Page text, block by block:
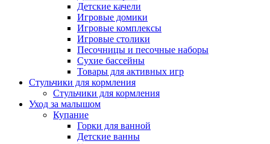
Детские качели
Игровые домики
Игровые комплексы
Игровые столики
Песочницы и песочные наборы
Сухие бассейны
Товары для активных игр
Стульчики для кормления
Стульчики для кормления
Уход за малышом
Купание
Горки для ванной
Детские ванны